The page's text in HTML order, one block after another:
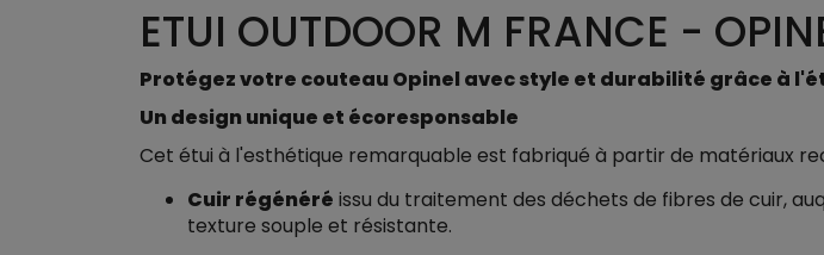
ETUI OUTDOOR M FRANCE -
Protégez votre couteau Opinel avec style et durabilité grâce à
Un design unique et écoresponsable
Cet étui à l'esthétique remarquable est fabriqué à partir de matériaux
Cuir régénéré issu du traitement des déchets de fibres de cuir,
texture souple et résistante.